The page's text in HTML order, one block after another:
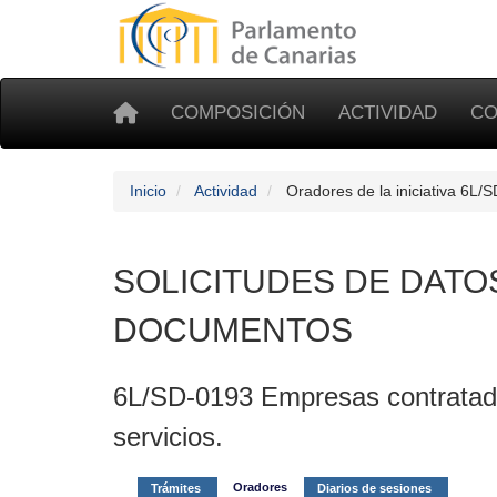
COMPOSICIÓN ACTIVIDAD
Inicio Actividad Oradores de la iniciativa 6L/
SOLICITUDES DE
DOCUMENTOS
6L/SD-0193 Empresas
servicios.
Trámites Oradores Diarios de sesiones